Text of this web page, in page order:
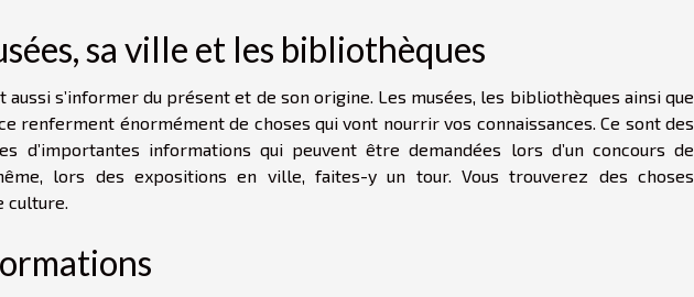
sa ville et les bibliothèques
aussi s’informer du présent et de son origine. Les musées, les bibliothèques ainsi que
renferment énormément de choses qui vont nourrir vos connaissances. Ce sont des
d’importantes informations qui peuvent être demandées lors d’un concours de
lors des expositions en ville, faites-y un tour. Vous trouverez des choses
culture.